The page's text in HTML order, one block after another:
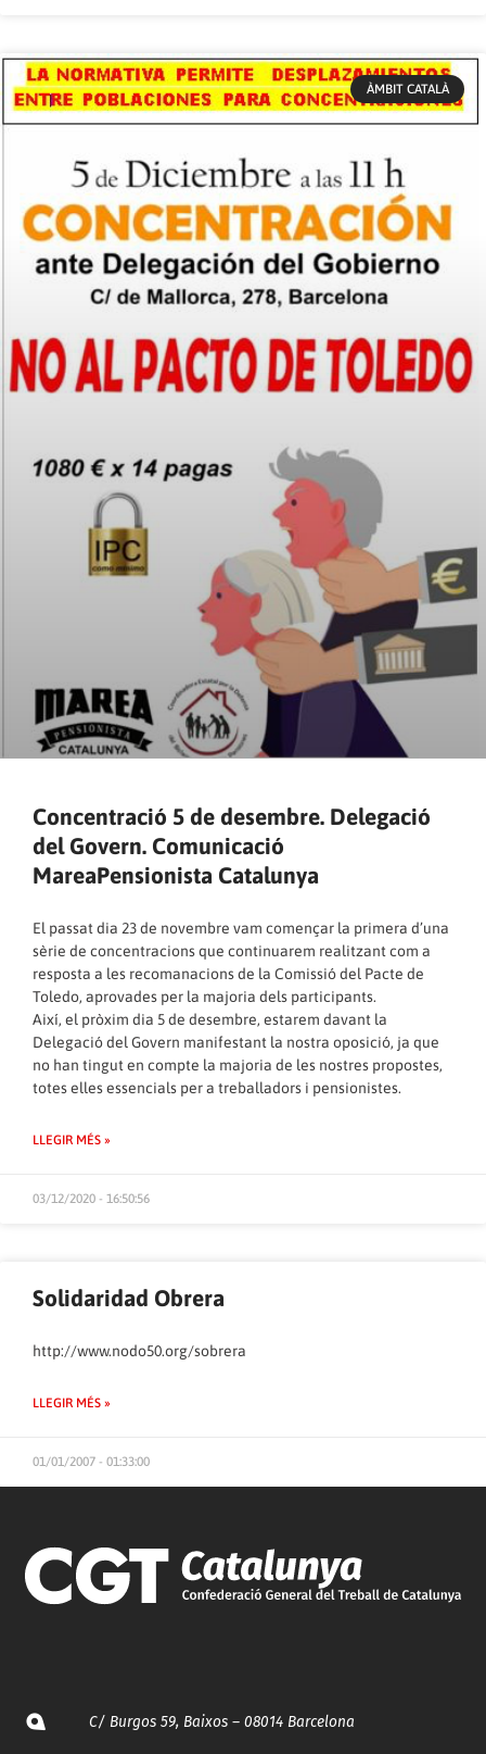
ÀMBIT CATALÀ
Concentració 5 de desembre. Delegació
del Govern. Comunicació
MareaPensionista Catalunya
El passat dia 23 de novembre vam començar la primera d’una
sèrie de concentracions que continuarem realitzant com a
resposta a les recomanacions de la Comissió del Pacte de
Toledo, aprovades per la majoria dels participants.
Així, el pròxim dia 5 de desembre, estarem davant la
Delegació del Govern manifestant la nostra oposició, ja que
no han tingut en compte la majoria de les nostres propostes,
totes elles essencials per a treballadors i pensionistes.
LLEGIR MÉS »
03/12/2020 - 16:50:56
Solidaridad Obrera
http://www.nodo50.org/sobrera
LLEGIR MÉS »
01/01/2007 - 01:33:00
C/ Burgos 59, Baixos – 08014 Barcelona